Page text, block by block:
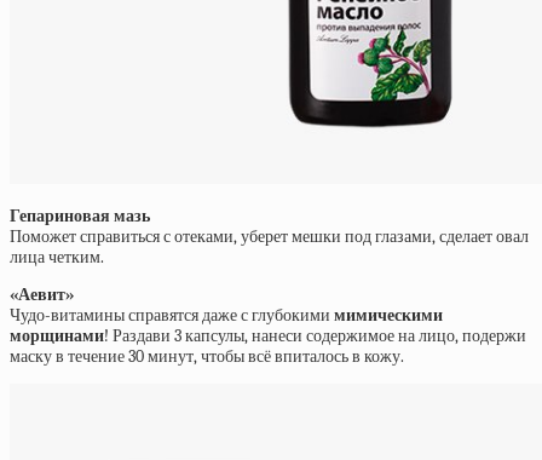
Гепариновая мазь
Поможет справиться с отеками, уберет мешки под глазами, сделает овал
лица четким.
«Аевит»
Чудо-витамины справятся даже с глубокими мимическими
морщинами! Раздави 3 капсулы, нанеси содержимое на лицо, подержи
маску в течение 30 минут, чтобы всё впиталось в кожу.